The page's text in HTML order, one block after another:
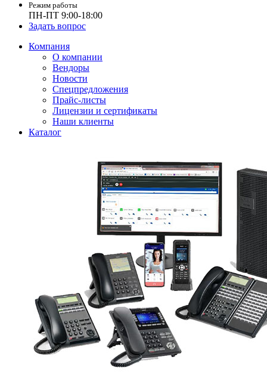
Режим работы
ПН-ПТ 9:00-18:00
Задать вопрос
Компания
О компании
Вендоры
Новости
Спецпредложения
Прайс-листы
Лицензии и сертификаты
Наши клиенты
Каталог